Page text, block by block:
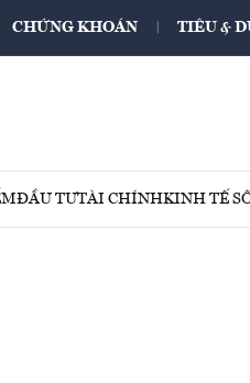
CHỨNG KHOÁN TIÊU &
ĐẦU TƯTÀI CHÍNHKINH TẾ